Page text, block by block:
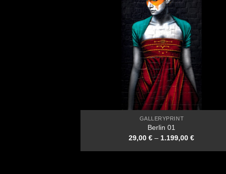
GALLERYPRINT
Berlin 01
29,00€ – 1.199,00€